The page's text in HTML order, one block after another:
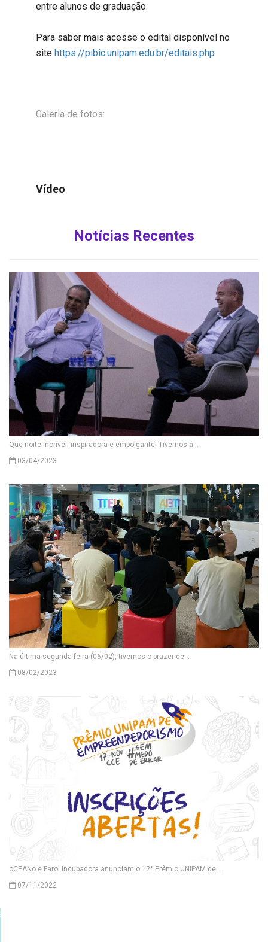
entre alunos de graduação.
Para saber mais acesse o edital disponível no
site https://pibic.unipam.edu.br/editais.php
Galeria de fotos:
Vídeo
Notícias Recentes
Que noite incrível, inspiradora e empolgante! Tivemos a...
03/04/2023
Na última segunda-feira (06/02), tivemos o prazer de...
08/02/2023
oCEANo e Farol Incubadora anunciam o 12° Prêmio UNIPAM de...
07/11/2022